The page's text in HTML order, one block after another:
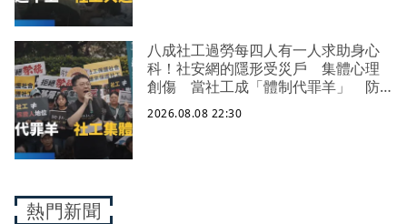
八成社工過勞每四人有一人求助身心
科！社安網的隱形受災戶 集體心理
創傷 當社工成「體制代罪羊」 防
禦性社工不敢多做無奈趨勢？耗竭殆
盡下的社安網危機｜社工消失中
2026.08.08 22:30
熱門新聞